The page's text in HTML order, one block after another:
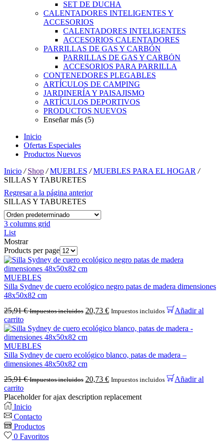
SET DE DUCHA
CALENTADORES INTELIGENTES Y
ACCESORIOS
CALENTADORES INTELIGENTES
ACCESORIOS CALENTADORES
PARRILLAS DE GAS Y CARBÓN
PARRILLAS DE GAS Y CARBÓN
ACCESORIOS PARA PARRILLA
CONTENEDORES PLEGABLES
ARTÍCULOS DE CAMPING
JARDINERÍA Y PAISAJISMO
ARTÍCULOS DEPORTIVOS
PRODUCTOS NUEVOS
Enseñar más (5)
Inicio
Ofertas Especiales
Productos Nuevos
Inicio / Shop / MUEBLES / MUEBLES PARA EL HOGAR /
SILLAS Y TABURETES
Regresar a la página anterior
SILLAS Y TABURETES
3 columns grid
List
Mostrar
Products per page
MUEBLES
Silla Sydney de cuero ecológico negro patas de madera dimensiones
48x50x82 cm
25,91€ Impuestos incluidos 20,73 € Impuestos incluidos
Añadir al
carrito
MUEBLES
Silla Sydney de cuero ecológico blanco, patas de madera –
dimensiones 48x50x82 cm
25,91€ Impuestos incluidos 20,73 € Impuestos incluidos
Añadir al
carrito
Placeholder for ajax description replacement
Inicio
Contacto
Productos
0 Favoritos